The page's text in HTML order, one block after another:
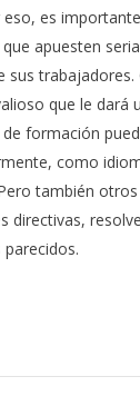
es
apuesten
sus trabajadores.
que le dará
formación
como
también
directivas,